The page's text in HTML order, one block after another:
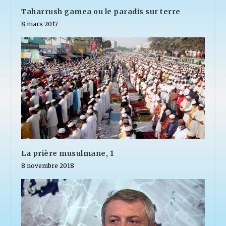
Taharrush gamea ou le paradis sur terre
8 mars 2017
La prière musulmane, 1
8 novembre 2018